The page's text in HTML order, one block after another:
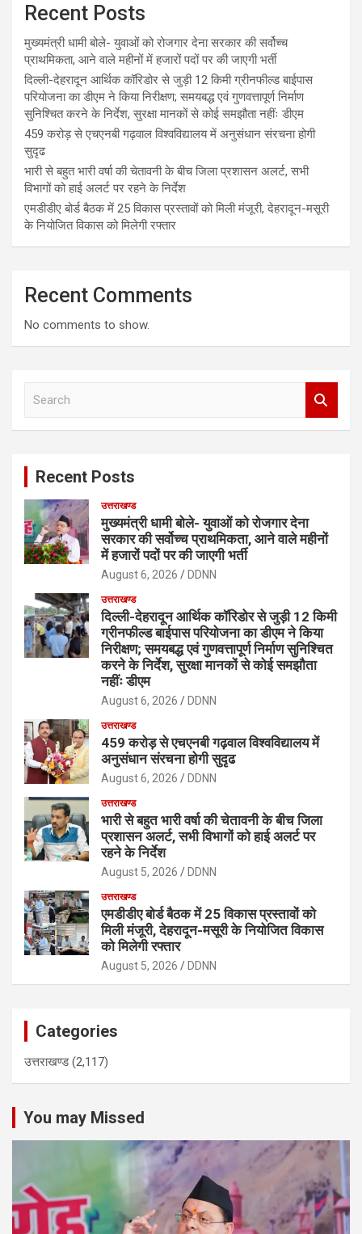
Recent Posts
मुख्यमंत्री धामी बोले- युवाओं को रोजगार देना सरकार की सर्वोच्च
प्राथमिकता, आने वाले महीनों में हजारों पदों पर की जाएगी भर्ती
दिल्ली-देहरादून आर्थिक कॉरिडोर से जुड़ी 12 किमी ग्रीनफील्ड बाईपास
परियोजना का डीएम ने किया निरीक्षण; समयबद्ध एवं गुणवत्तापूर्ण निर्माण
सुनिश्चित करने के निर्देश, सुरक्षा मानकों से कोई समझौता नहींः डीएम
459 करोड़ से एचएनबी गढ़वाल विश्वविद्यालय में अनुसंधान संरचना होगी
सुदृढ
भारी से बहुत भारी वर्षा की चेतावनी के बीच जिला प्रशासन अलर्ट, सभी
विभागों को हाई अलर्ट पर रहने के निर्देश
एमडीडीए बोर्ड बैठक में 25 विकास प्रस्तावों को मिली मंजूरी, देहरादून-मसूरी
के नियोजित विकास को मिलेगी रफ्तार
Recent Comments
No comments to show.
Recent Posts
उत्तराखण्ड
मुख्यमंत्री धामी बोले- युवाओं को रोजगार देना
सरकार की सर्वोच्च प्राथमिकता, आने वाले महीनों
में हजारों पदों पर की जाएगी भर्ती
August 6, 2026 DDNN
उत्तराखण्ड
दिल्ली-देहरादून आर्थिक कॉरिडोर से जुड़ी 12 किमी
ग्रीनफील्ड बाईपास परियोजना का डीएम ने किया
निरीक्षण; समयबद्ध एवं गुणवत्तापूर्ण निर्माण सुनिश्चित
करने के निर्देश, सुरक्षा मानकों से कोई समझौता
नहींः डीएम
August 6, 2026 DDNN
उत्तराखण्ड
459 करोड़ से एचएनबी गढ़वाल विश्वविद्यालय में
अनुसंधान संरचना होगी सुदृढ
August 6, 2026 DDNN
उत्तराखण्ड
भारी से बहुत भारी वर्षा की चेतावनी के बीच जिला
प्रशासन अलर्ट, सभी विभागों को हाई अलर्ट पर
रहने के निर्देश
August 5, 2026 DDNN
उत्तराखण्ड
एमडीडीए बोर्ड बैठक में 25 विकास प्रस्तावों को
मिली मंजूरी, देहरादून-मसूरी के नियोजित विकास
को मिलेगी रफ्तार
August 5, 2026 DDNN
Categories
उत्तराखण्ड(2,117)
You may Missed